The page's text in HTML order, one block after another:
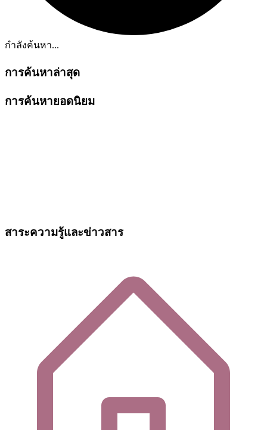
กำลังค้นหา...
การค้นหาล่าสุด
การค้นหายอดนิยม
สาระความรู้และข่าวสาร